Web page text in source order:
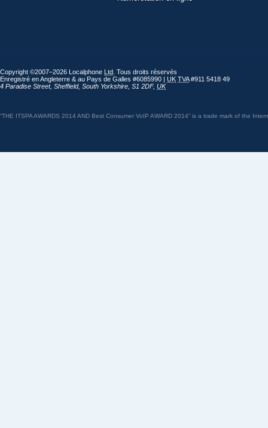
Copyright ©2007–2026 Localphone Ltd . Tous droits réservés
Enregistré en Angleterre & au Pays de Galles #6085990 | UK TVA#911 5418 49
4 Paradise Street, Sheffield, South Yorkshire S1 2DF, UK
“THE ITSPA AWARDS 2014 AND Best Consumer VoIP AWARD 2014” is a trade mark of the